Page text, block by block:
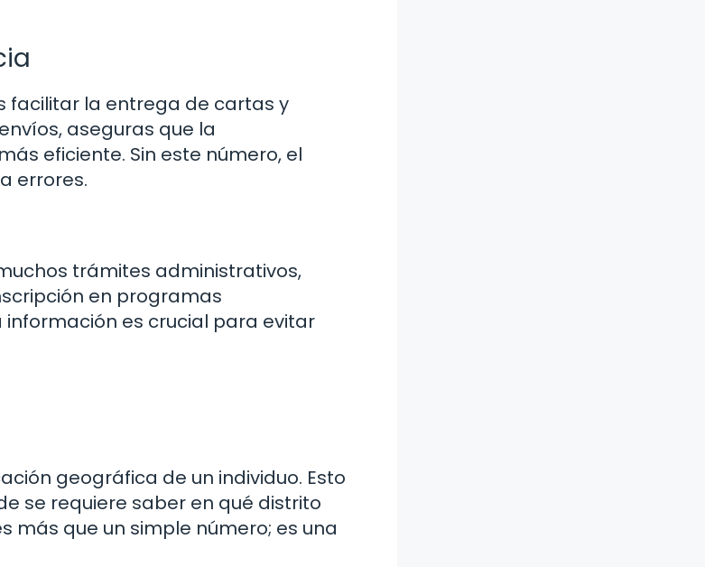
facilitar la entrega de cartas y
aseguras que la
eficiente. Sin este número, el
errores.
trámites administrativos,
en programas
es crucial para evitar
geográfica de un individuo. Esto
se requiere saber en qué distrito
más que un simple número; es una